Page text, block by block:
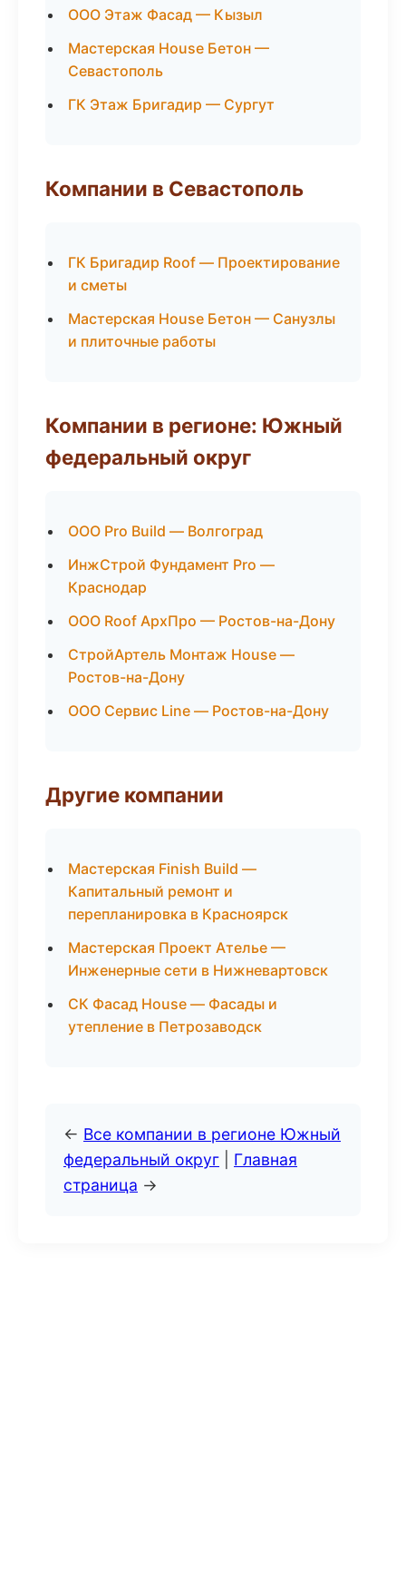
ООО Этаж Фасад — Кызыл
Мастерская House Бетон —
Севастополь
ГК Этаж Бригадир — Сургут
Компании в Севастополь
ГК Бригадир Roof — Проектирование
и сметы
Мастерская House Бетон — Санузлы
и плиточные работы
Компании в регионе: Южный
федеральный округ
ООО Pro Build — Волгоград
ИнжСтрой Фундамент Pro —
Краснодар
ООО Roof АрхПро — Ростов-на-Дону
СтройАртель Монтаж House —
Ростов-на-Дону
ООО Сервис Line — Ростов-на-Дону
Другие компании
Мастерская Finish Build —
Капитальный ремонт и
перепланировка в Красноярск
Мастерская Проект Ателье —
Инженерные сети в Нижневартовск
СК Фасад House — Фасады и
утепление в Петрозаводск
← Все компании в регионе Южный
федеральный округ
Главная
страница →